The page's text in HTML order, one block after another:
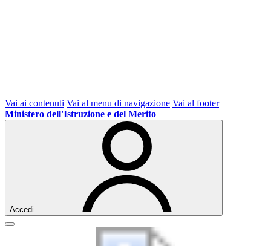
Vai ai contenuti Vai al menu di navigazione Vai al footer
Ministero dell'Istruzione e del Merito
Accedi